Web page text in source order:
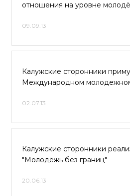
отношения на уровне
09.09.13
Калужские сторонники
Международном молодежном
02.07.13
Калужские сторонники
"Молодёжь без границ"
20.06.13